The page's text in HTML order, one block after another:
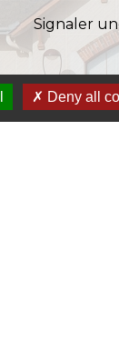
Signaler
Deny all